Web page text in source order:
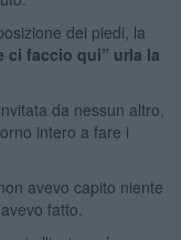
dei piedi, la
ci faccio qui” urla la
da nessun altro,
intero a fare i
avevo capito niente
fatto.